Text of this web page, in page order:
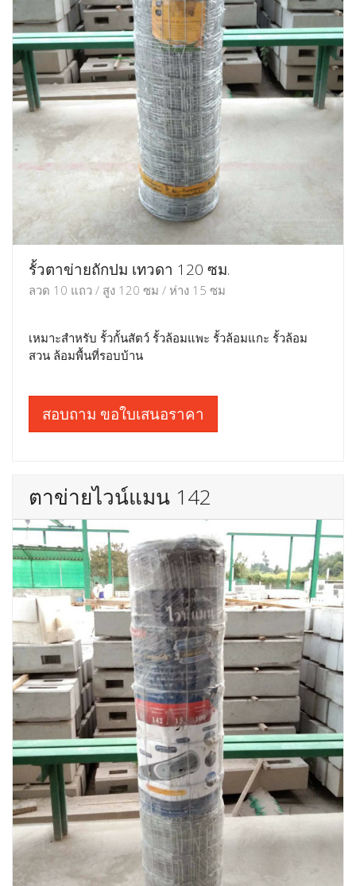
รั้วตาข่ายถักปม เทวดา 120 ซม.
ลวด 10 แถว / สูง 120 ซม / ห่าง 15 ซม
เหมาะสำหรับ รั้วกั้นสัตว์ รั้วล้อมแพะ รั้วล้อมแกะ รั้วล้อม
สวน ล้อมพื้นที่รอบบ้าน
สอบถาม ขอใบเสนอราคา
ตาข่ายไวน์แมน 142